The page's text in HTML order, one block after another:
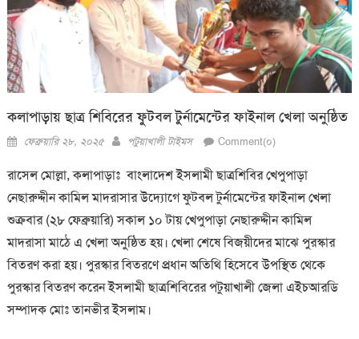
কলাপাড়ায় ছাত্র শিবিরের ফুটবল টুর্নামেন্টের ফাইনাল খেলা অনুষ্ঠিত
Posted
ফেব্রুয়ারি ২৮, ২০২৫ Author
পটুয়াখালী টাইমস Comment(০)
রাসেল মোল্লা, কলাপাড়াঃ বাংলাদেশ ইসলামী ছাত্রশিবির খেপুপাড়া
নেছারুদ্দীন কামিল মাদরাসার উদ্যোগে ফুটবল টুর্নামেন্টের ফাইনাল খেলা
শুক্রবার (২৮ ফেব্রুয়ারি) সকাল ১০ টায় খেপুপাড়া নেছারুদ্দীন কামিল
মাদরাসা মাঠে এ খেলা অনুষ্ঠিত হয়। খেলা শেষে বিজয়ীদের মাঝে পুরস্কার
বিতরণ করা হয়। পুরস্কার বিতরণে প্রধান অতিথি হিসেবে উপস্থিত থেকে
পুরস্কার বিতরণ করেন ইসলামী ছাত্রশিবিরের পটুয়াখালী জেলা এইচআরডি
সম্পাদক মোঃ তানভীর ইসলাম।